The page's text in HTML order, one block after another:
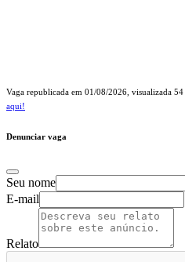
Vaga republicada em 01/08/2026 , visualizada 54
aqui!
Denunciar vaga
Seu nome
E-mail
Relato